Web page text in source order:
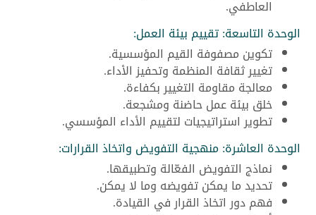
العاطفي.
الوحدة التاسعة: تقييم بيئة العمل:
تكوين مصفوفة القيم المؤسسية.
تغيير ثقافة المنظمة وتحفيز الأداء.
معالجة مقاومة التغيير بكفاءة.
خلق بيئة عمل حاضنة ومشجعة.
تطوير استراتيجيات لتقييم الأداء المؤسسي.
الوحدة العاشرة: منهجية التفويض واتخاذ القرارات:
نماذج التفويض الفعّالة وتطبيقها.
تحديد ما يمكن تفويضه وما لا يمكن.
فهم دور اتخاذ القرار في القيادة.